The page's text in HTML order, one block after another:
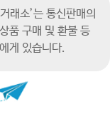
래소’는 통신판매의
품 구매 및 환불 등
게 있습니다.